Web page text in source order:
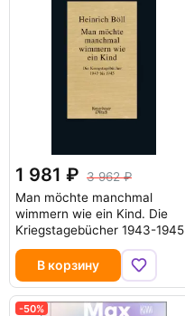
1 981
3 962
Man möchte manchmal
wimmern wie ein Kind. Die
Kriegstagebücher 1943-1945
В корзину
-50%